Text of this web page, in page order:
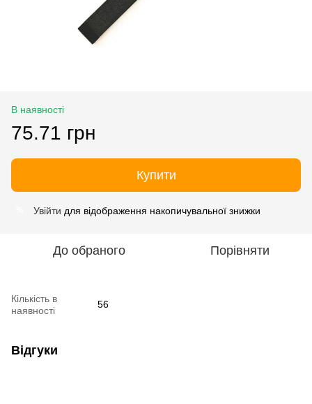
В наявності
75.71 грн
Купити
Увійти для відображення накопичувальної знижки
До обраного Порівняти
Кількість в
наявності
56
Відгуки